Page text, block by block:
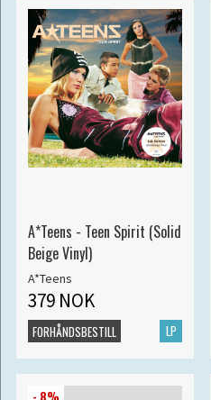
A*Teens - Teen Spirit (Solid
Beige Vinyl)
A*Teens
379 NOK
LP
FORHÅNDSBESTILL
- 8%